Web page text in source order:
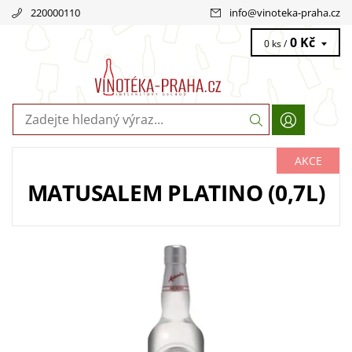
220000110 info@vinoteka-praha.cz
0 ks / 0 Kč
AKCE
MATUSALEM PLATINO (0,7L)